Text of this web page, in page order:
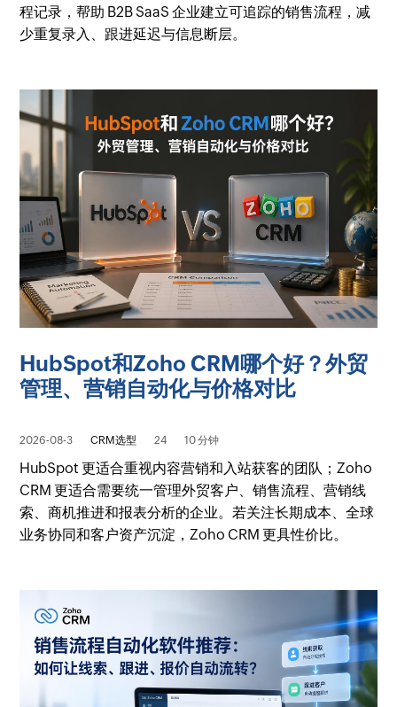
程记录，帮助 B2B SaaS 企业建立可追踪的销售流程，减
少重复录入、跟进延迟与信息断层。
HubSpot和Zoho CRM哪个好？外贸
管理、营销自动化与价格对比
2026-08-3 CRM选型 24 10 分钟
HubSpot 更适合重视内容营销和入站获客的团队；Zoho
CRM 更适合需要统一管理外贸客户、销售流程、营销线
索、商机推进和报表分析的企业。若关注长期成本、全球
业务协同和客户资产沉淀，Zoho CRM 更具性价比。